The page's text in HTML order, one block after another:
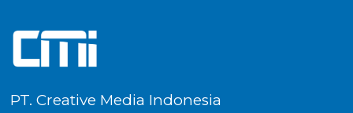
PT. Creative Media Indonesia